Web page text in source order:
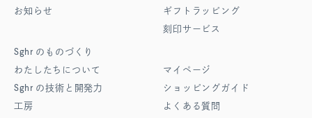
お知らせ
Sghr のものづくり
わたしたちについて
Sghr の技術と開発力
工房
ギフトラッピング
刻印サービス
マイページ
ショッピングガイド
よくある質問